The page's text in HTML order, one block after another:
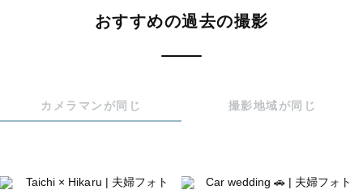
おすすめの過去の撮影
カメラマンが同じ 撮影地域が同じ